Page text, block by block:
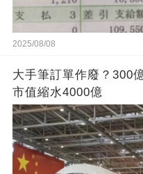
2025/08/08
大手筆訂單作廢？300
市值縮水4000億